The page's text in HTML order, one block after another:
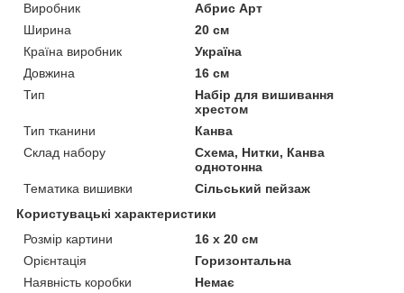
Виробник
Абрис Арт
Ширина
20 см
Країна виробник
Україна
Довжина
16 см
Тип
Набір для вишивання
хрестом
Тип тканини
Канва
Склад набору
Схема, Нитки, Канва
однотонна
Тематика вишивки
Сільський пейзаж
Користувацькi характеристики
Розмір картини
16 х 20 см
Орієнтація
Горизонтальна
Наявність коробки
Немає